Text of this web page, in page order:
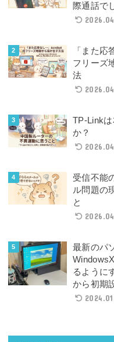
際通話で
「また
フリーズ
法
TP-Link
か？
受信不能
ル問題の
と
最新のパ
るように
から初期